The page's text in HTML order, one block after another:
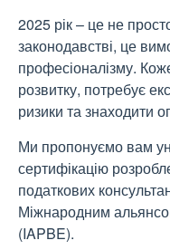
2025 рік – це не
законодавстві, це
професіоналізму.
розвитку, потребує
ризики та знаходити
Ми пропонуємо вам
сертифікацію
податкових
Міжнародним
(IAPBE).